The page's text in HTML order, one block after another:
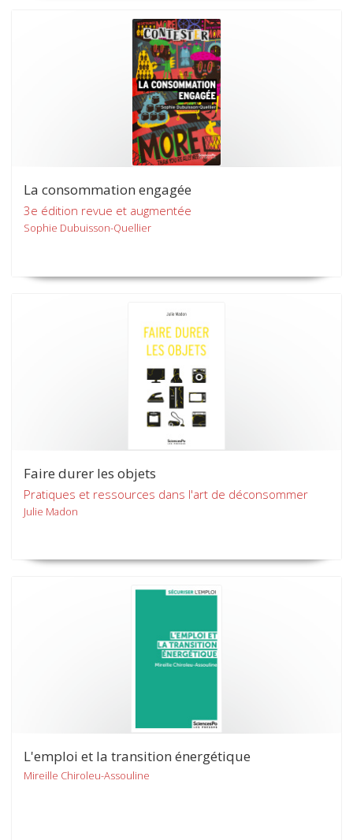
La consommation engagée
3e édition revue et augmentée
Sophie Dubuisson-Quellier
Faire durer les objets
Pratiques et ressources dans l'art de déconsommer
Julie Madon
L'emploi et la transition énergétique
Mireille Chiroleu-Assouline